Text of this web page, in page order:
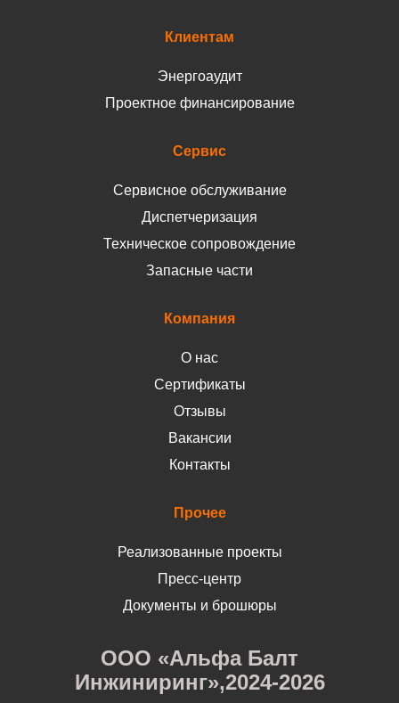
Клиентам
Энергоаудит
Проектное финансирование
Сервис
Сервисное обслуживание
Диспетчеризация
Техническое сопровождение
Запасные части
Компания
О нас
Сертификаты
Отзывы
Вакансии
Контакты
Прочее
Реализованные проекты
Пресс-центр
Документы и брошюры
ООО «Альфа Балт
Инжиниринг»,2024-2026